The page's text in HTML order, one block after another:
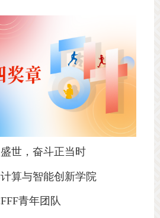
世，奋斗正当时
算与智能创新学院
青年团队